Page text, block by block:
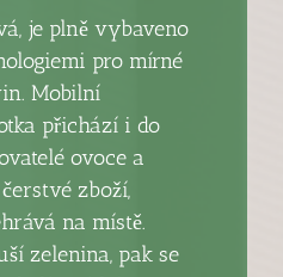
je plně vybaveno
pro mírné
Mobilní
přichází i do
ovoce a
zboží,
na místě.
zelenina, pak se